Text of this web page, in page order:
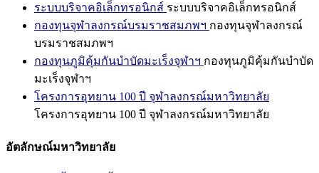
ระบบบริจาคอิเล็กทรอนิกส์ ระบบบริจาคอิเล็กทรอนิกส์
กองทุนจุฬาลงกรณ์บรมราชสมภพฯ กองทุนจุฬาลงกรณ์
บรมราชสมภพฯ
กองทุนภูมิคุ้มกันบำบัดมะเร็งจุฬาฯ กองทุนภูมิคุ้มกันบำบัด
มะเร็งจุฬาฯ
โครงการอุทยาน 100 ปี จุฬาลงกรณ์มหาวิทยาลัย
โครงการอุทยาน 100 ปี จุฬาลงกรณ์มหาวิทยาลัย
อัตลักษณ์มหาวิทยาลัย